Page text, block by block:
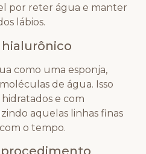
por reter água e manter
lábios.
como uma esponja,
de água. Isso
e com
aquelas linhas finas
o tempo.